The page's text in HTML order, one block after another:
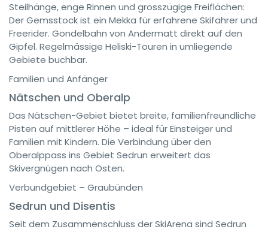
Steilhänge, enge Rinnen und grosszügige Freiflächen:
Der Gemsstock ist ein Mekka für erfahrene Skifahrer und
Freerider. Gondelbahn von Andermatt direkt auf den
Gipfel. Regelmässige Heliski-Touren in umliegende
Gebiete buchbar.
Familien und Anfänger
Nätschen und Oberalp
Das Nätschen-Gebiet bietet breite, familienfreundliche
Pisten auf mittlerer Höhe – ideal für Einsteiger und
Familien mit Kindern. Die Verbindung über den
Oberalppass ins Gebiet Sedrun erweitert das
Skivergnügen nach Osten.
Verbundgebiet – Graubünden
Sedrun und Disentis
Seit dem Zusammenschluss der SkiArena sind Sedrun